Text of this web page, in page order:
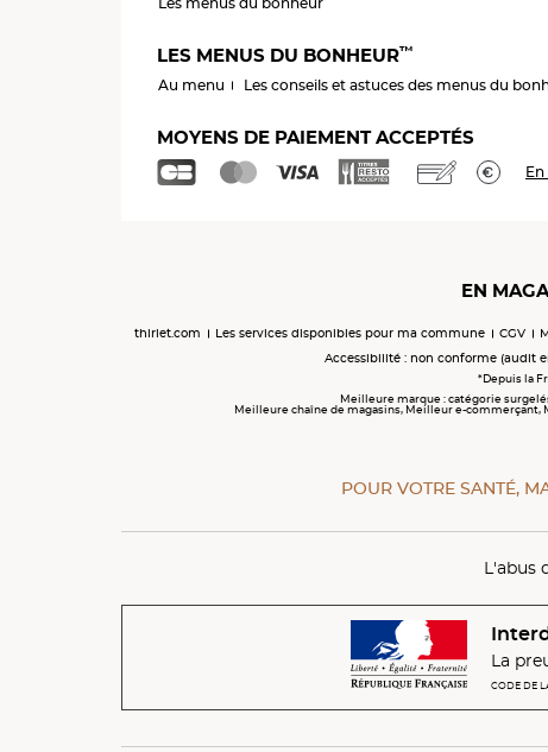
LES MENUS DU BONHEUR™
Au menu Les conseils et astuces des menus du
MOYENS DE PAIEMENT ACCEPTÉS
En
EN
thiriet.com Les services disponibles pour ma commune CGV
Accessibilité : non conforme (audit
*Depuis la
Meilleure marque : catégorie
Meilleure chaîne de magasins, Meilleur e-commerçant,
POUR VOTRE SANTÉ,
L'abus
La
CODE DE